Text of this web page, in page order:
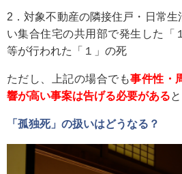
2．対象不動産の隣接住戸・日常
い集合住宅の共用部で発生した「
等が行われた「１」の死
ただし、上記の場合でも事件性・
響が高い事案は告げる必要がある
「孤独死」の扱いはどうなる？